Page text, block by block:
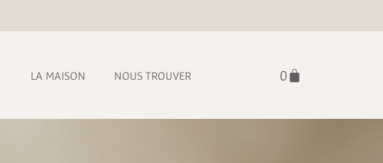
LA MAISON NOUS TROUVER